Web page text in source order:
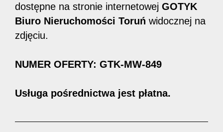
dostępne na stronie internetowej GOTYK
Biuro Nieruchomości Toruń widocznej na
zdjęciu.
NUMER OFERTY: GTK-MW-849
Usługa pośrednictwa jest płatna.